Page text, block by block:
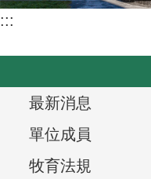
:::
T
r
e
最新消息
單位成員
牧育法規